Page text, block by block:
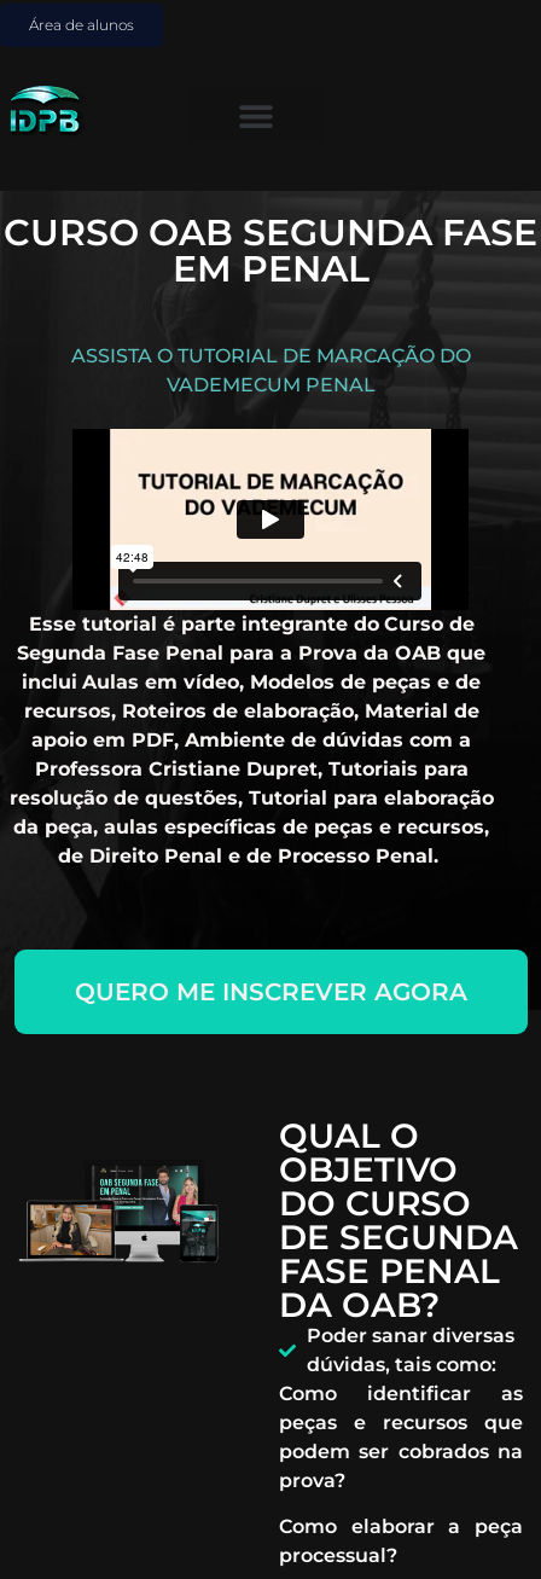
Área de alunos
CURSO OAB SEGUNDA FASE
EM PENAL
ASSISTA O TUTORIAL DE MARCAÇÃO DO
VADEMECUM PENAL
Esse tutorial é parte integrante do Curso de
Segunda Fase Penal para a Prova da OAB que
inclui Aulas em vídeo, Modelos de peças e de
recursos, Roteiros de elaboração, Material de
apoio em PDF, Ambiente de dúvidas com a
Professora Cristiane Dupret, Tutoriais para
resolução de questões, Tutorial para elaboração
da peça, aulas específicas de peças e recursos,
de Direito Penal e de Processo Penal.
QUERO ME INSCREVER AGORA
QUAL O
OBJETIVO
DO CURSO
DE SEGUNDA
FASE PENAL
DA OAB?
Poder sanar diversas
dúvidas, tais como:
Como identificar as
peças e recursos que
podem ser cobrados na
prova?
Como elaborar a peça
processual?